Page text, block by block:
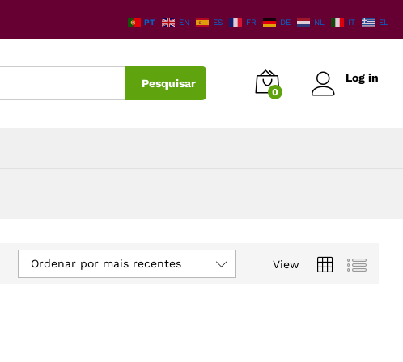
Pesquisar
0
Log in
View
Ordenar por mais recentes
PT EN ES FR DE NL IT EL